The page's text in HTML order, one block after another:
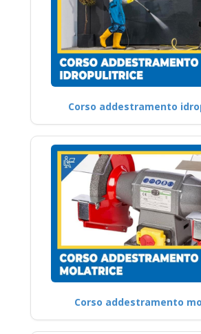
Corso addestramento
Corso addestramento